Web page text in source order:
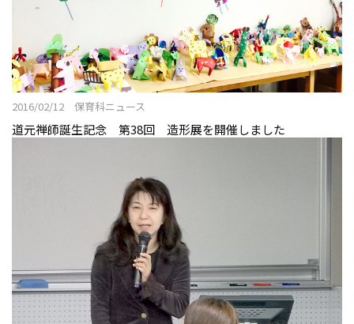
2016/02/12 保育科ニュース
道元禅師誕生記念 第38回 造形展を開催しました